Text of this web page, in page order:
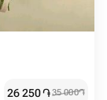
26 250֏35 000֏